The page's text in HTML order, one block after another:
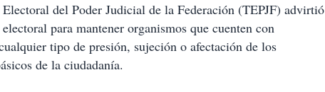
del Poder Judicial de la Federación (TEPJF) advirtió
para mantener organismos que cuenten con
tipo de presión, sujeción o afectación de los
de la ciudadanía.